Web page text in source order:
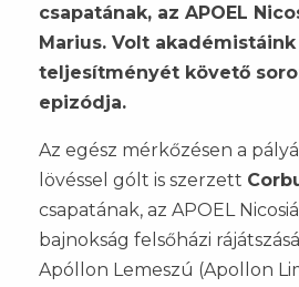
csapatának, az APOEL
Marius. Volt
teljesítményét követő
epizódja.
Az egész mérkőzésen a
lövéssel gólt is szerzett
csapatának, az APOEL
bajnokság felsőházi
Apóllon Lemeszú (Apollon